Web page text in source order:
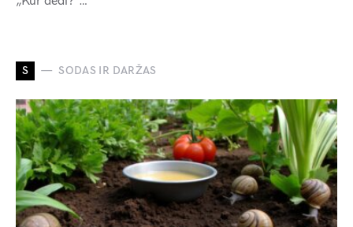
S SODAS IR DARŽAS